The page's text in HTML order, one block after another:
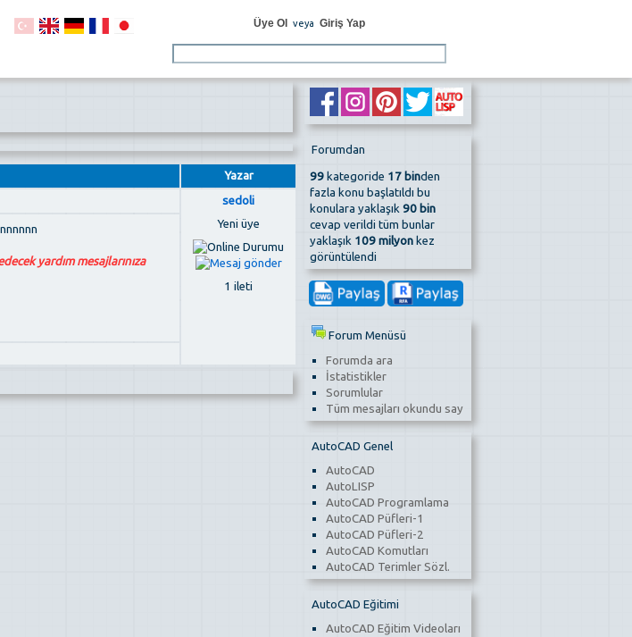
Üye Ol veya Giriş Yap
Forumdan
99kategoride 17 binden
fazla konu başlatıldı bu
konulara yaklaşık 90 bin
cevap verildi tüm bunlar
yaklaşık 109 milyonkez
görüntülendi
Forum Menüsü
Forumda ara
İstatistikler
Sorumlular
Tüm mesajları okundu say
AutoCAD Genel
AutoCAD
AutoLISP
AutoCAD Programlama
AutoCAD Püfleri-1
AutoCAD Püfleri-2
AutoCAD Komutları
AutoCAD Terimler Sözl.
AutoCAD Eğitimi
AutoCAD Eğitim Videoları
Yazar
sedoli
Yeni üye
1 ileti
yardım mesajlarınıza